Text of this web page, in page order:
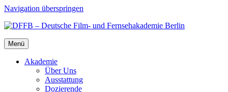
Navigation überspringen
Menü
Aka­de­mie
Über Uns
Aus­stat­tung
Dozie­ren­de